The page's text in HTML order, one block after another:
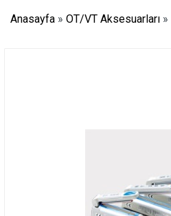
Anasayfa » OT/VT Aksesuarları »